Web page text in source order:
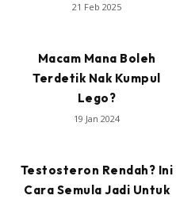
21 Feb 2025
Macam Mana Boleh
Terdetik Nak Kumpul
Lego?
19 Jan 2024
Testosteron Rendah? Ini
Cara Semula Jadi Untuk